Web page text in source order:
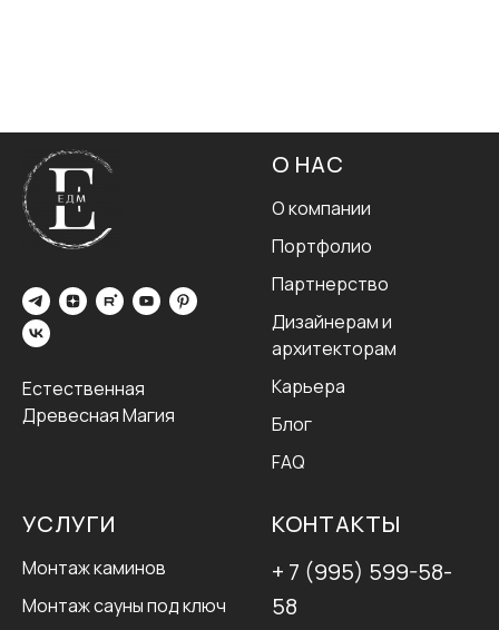
Естественная
Древесная Магия
О НАС
О компании
Портфолио
Партнерство
Дизайнерам и
архитекторам
Карьера
Блог
FAQ
УСЛУГИ
Монтаж каминов
Монтаж сауны под ключ
КОНТАКТЫ
+ 7 (995) 599-58-
58